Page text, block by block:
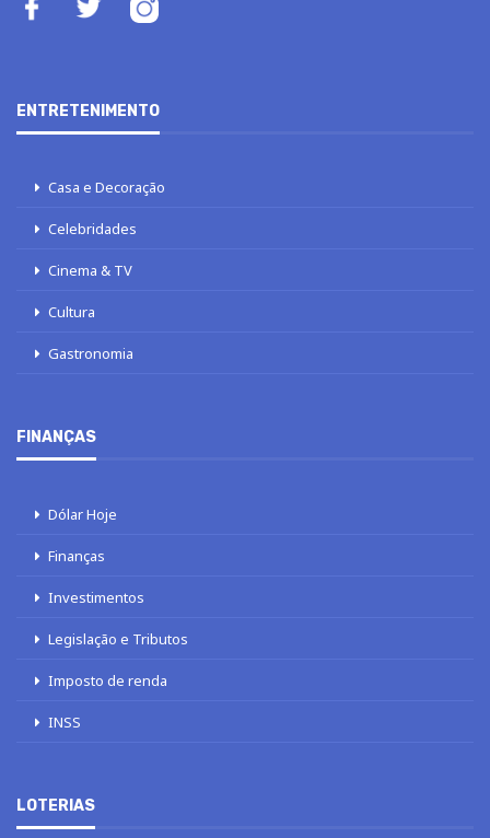
ENTRETENIMENTO
Casa e Decoração
Celebridades
Cinema & TV
Cultura
Gastronomia
FINANÇAS
Dólar Hoje
Finanças
Investimentos
Legislação e Tributos
Imposto de renda
INSS
LOTERIAS